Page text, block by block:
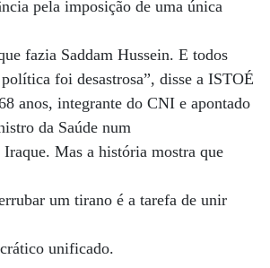
pela imposição de uma única
fazia Saddam Hussein. E todos
política foi desastrosa”, disse a ISTOÉ
anos, integrante do CNI e apontado
da Saúde num
Mas a história mostra que
um tirano é a tarefa de unir
unificado.